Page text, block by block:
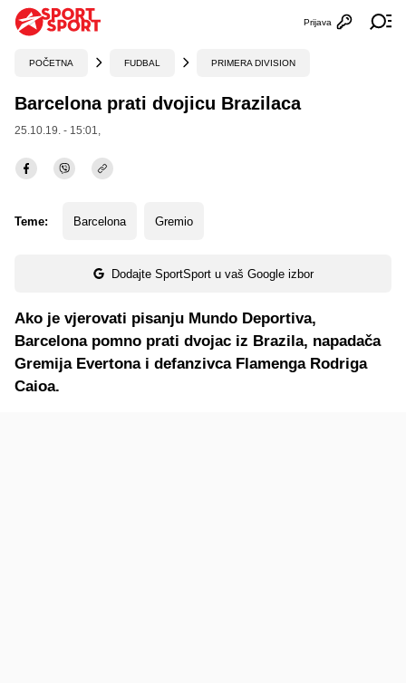
Otvori
Prijava
POČETNA FUDBAL PRIMERA DIVISION
Barcelona prati dvojicu Brazilaca
25.10.19. - 15:01,
Teme: Barcelona Gremio
Dodajte SportSport u vaš Google izbor
Ako je vjerovati pisanju Mundo Deportiva,
Barcelona pomno prati dvojac iz Brazila, napadača
Gremija Evertona i defanzivca Flamenga Rodriga
Caioa.